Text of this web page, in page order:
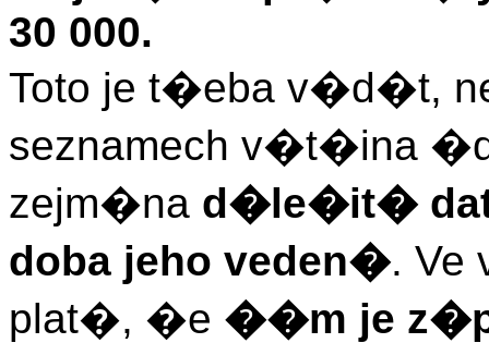
30 000.
Toto je t�eba v�d�t,
seznamech v�t�ina
zejm�na d�le�it�
doba jeho veden�. Ve
plat�, �e ��m je